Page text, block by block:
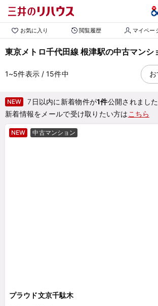
お気に入り 閲覧履歴 マイペー
東京メトロ千代田線 根津駅の中古マンシ
1~5件表示/ 15件中
NEW 7日以内に新着物件が1件公開されました
新着情報をメールで受け取りたい方は こちら
NEW 中古マンション
プラウド文京千駄木